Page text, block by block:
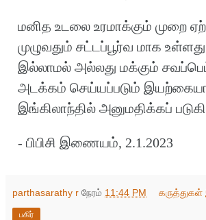
மனித உடலை உரமாக்கும் முறை
முழுவதும் சட்டப்பூர்வ மாக
இல்லாமல் அல்லது மக்கும்
அடக்கம் செய்யப்படும்
இங்கிலாந்தில் அனுமதிக்கப்
- பிபிசி இணையம், 2.1.2023
parthasarathy r நேரம் 11:44 PM
பகிர்